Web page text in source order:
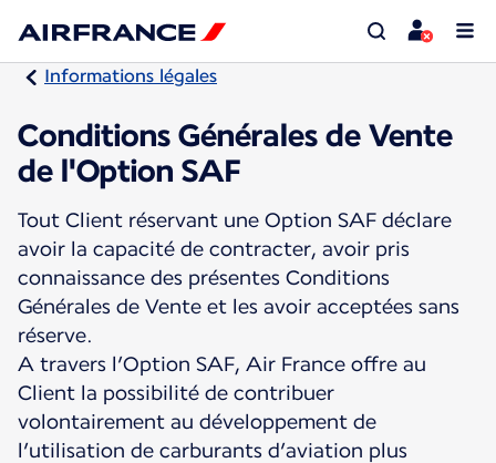
Informations légales
Conditions Générales de Vente
de l'Option SAF
Tout Client réservant une Option SAF déclare
avoir la capacité de contracter, avoir pris
connaissance des présentes Conditions
Générales de Vente et les avoir acceptées sans
réserve.
A travers l’Option SAF, Air France offre au
Client la possibilité de contribuer
volontairement au développement de
l’utilisation de carburants d’aviation plus